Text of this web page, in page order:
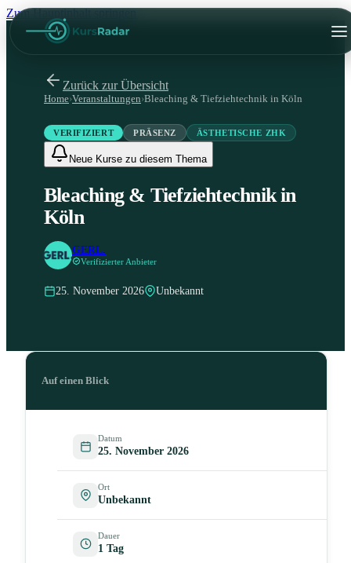
Zum Hauptinhalt springen
Zurück zur Übersicht
Home›Veranstaltungen›Bleaching & Tiefziehtechnik in Köln
VERIFIZIERT PRÄSENZ ÄSTHETISCHE ZHK
Neue Kurse zu diesem Thema
Bleaching & Tiefziehtechnik in
Köln
GERL.
Verifizierter Anbieter
25. November 2026 Unbekannt
Auf einen Blick
Datum
25. November 2026
Ort
Unbekannt
Dauer
1 Tag